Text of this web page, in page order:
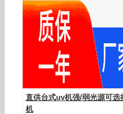
直供台式uv机强/弱光源可
机